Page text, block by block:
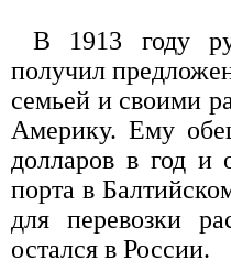
В 1913 году
получил
семьей и своими
Америку. Ему
долларов в год и
порта в
для перевозки
остался в России.